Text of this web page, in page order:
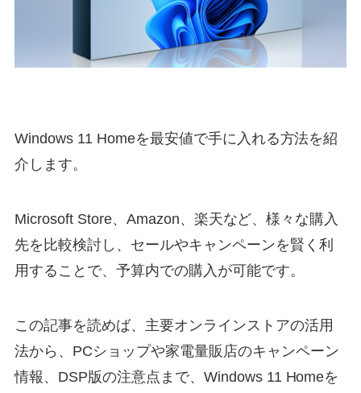
Windows 11 Homeを最安値で手に入れる方法を紹
介します。
Microsoft Store、Amazon、楽天など、様々な購入
先を比較検討し、セールやキャンペーンを賢く利
用することで、予算内での購入が可能です。
この記事を読めば、主要オンラインストアの活用
法から、PCショップや家電量販店のキャンペーン
情報、DSP版の注意点まで、Windows 11 Homeを